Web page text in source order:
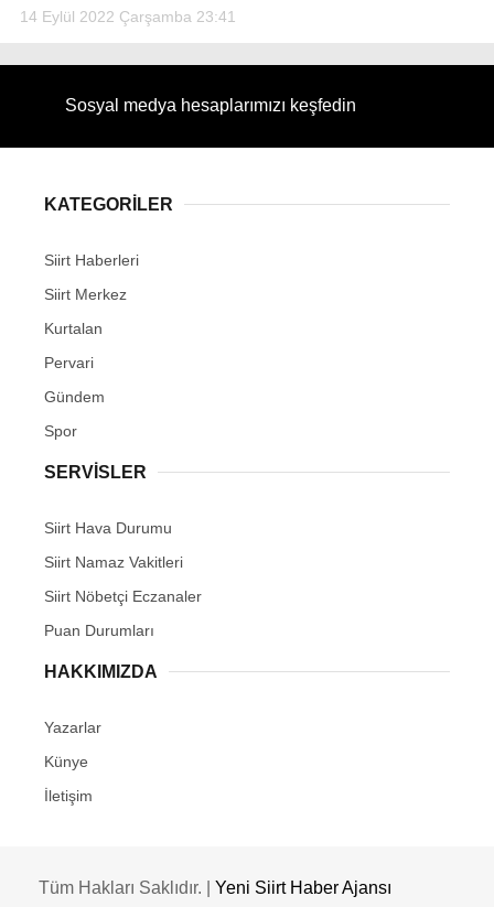
14 Eylül 2022 Çarşamba 23:41
Sosyal medya hesaplarımızı keşfedin
KATEGORİLER
Siirt Haberleri
Siirt Merkez
Kurtalan
Pervari
Gündem
Spor
SERVİSLER
Siirt Hava Durumu
Siirt Namaz Vakitleri
Siirt Nöbetçi Eczanaler
Puan Durumları
HAKKIMIZDA
Yazarlar
Künye
İletişim
Tüm Hakları Saklıdır. | Yeni Siirt Haber Ajansı